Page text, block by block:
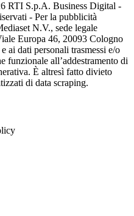
RTI S.p.A. Business Digital -
- Per la pubblicità
N.V., sede legale
Europa 46, 20093 Cologno
ai dati personali trasmessi e/o
funzionale all’addestramento di
È altresì fatto divieto
di data scraping.